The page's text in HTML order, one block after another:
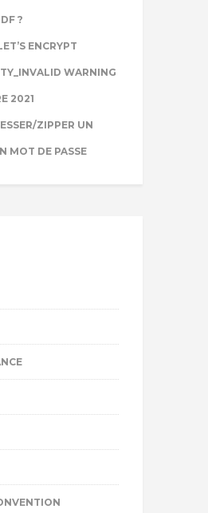
?
ENCRYPT
WARNING
2021
ZIPPER UN
MOT DE PASSE